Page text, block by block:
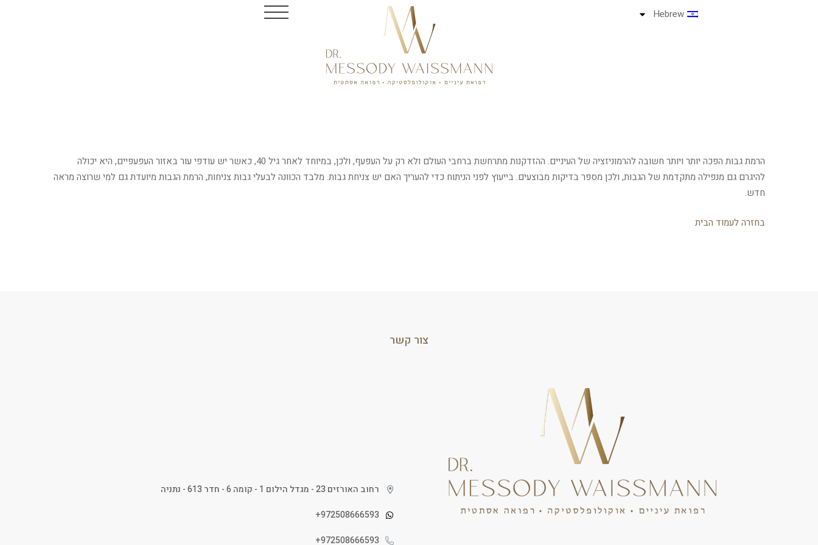
Hebrew
הרמת גבות הפכה יותר ויותר חשובה להרמוניזציה של העיניים. ההזדקנות מתרחשת ברחבי העולם ולא רק על העפעף, ולכן, במיוחד לאחר גיל 40, כאשר יש עודפי עור באזור העפעפיים, היא יכולה
להיגרם גם מנפילה מתקדמת של הגבות, ולכן מספר בדיקות מבוצעים. בייעוץ לפני הניתוח כדי להעריך האם יש צניחת גבות. מלבד הכוונה לבעלי גבות צניחות, הרמת הגבות מיועדת גם למי שרוצה מראה
חדש.
בחזרה לעמוד הבית
צור קשר
רחוב האורזים 23 - מגדל הילום 1 - קומה 6 - חדר 613 - נתניה
972508666593+
972508666593+